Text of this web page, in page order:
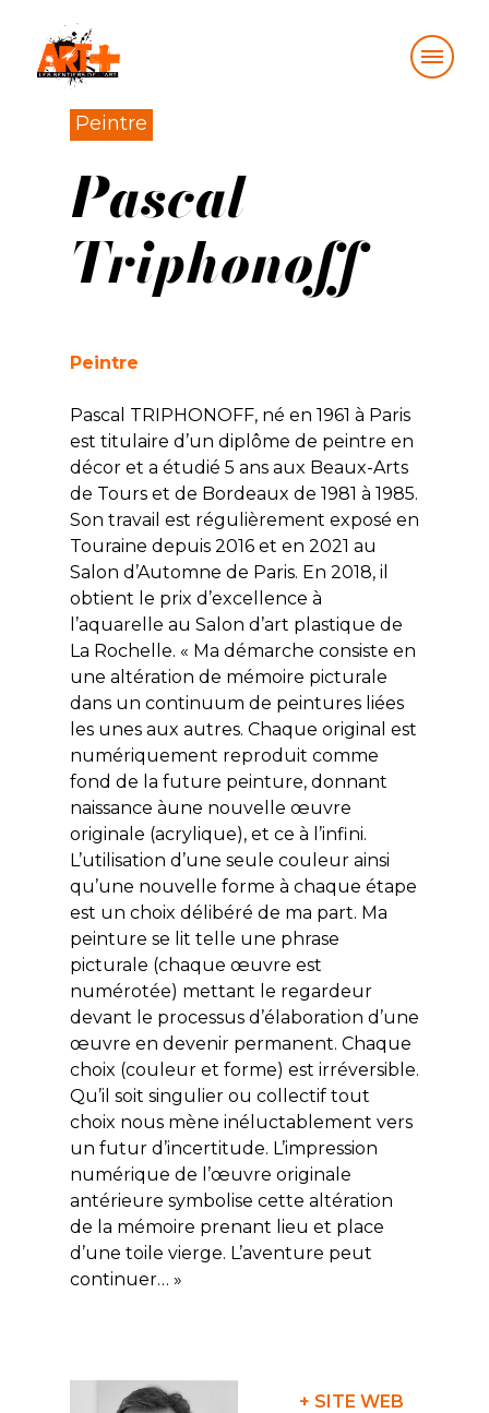
Peintre
Pascal
Triphonoff
Peintre
Pascal TRIPHONOFF, né en 1961 à Paris
est titulaire d’un diplôme de peintre en
décor et a étudié 5 ans aux Beaux-Arts
de Tours et de Bordeaux de 1981 à 1985.
Son travail est régulièrement exposé en
Touraine depuis 2016 et en 2021 au
Salon d’Automne de Paris. En 2018, il
obtient le prix d’excellence à
l’aquarelle au Salon d’art plastique de
La Rochelle. « Ma démarche consiste en
une altération de mémoire picturale
dans un continuum de peintures liées
les unes aux autres. Chaque original est
numériquement reproduit comme
fond de la future peinture, donnant
naissance àune nouvelle œuvre
originale (acrylique), et ce à l’infini.
L’utilisation d’une seule couleur ainsi
qu’une nouvelle forme à chaque étape
est un choix délibéré de ma part. Ma
peinture se lit telle une phrase
picturale (chaque œuvre est
numérotée) mettant le regardeur
devant le processus d’élaboration d’une
œuvre en devenir permanent. Chaque
choix (couleur et forme) est irréversible.
Qu’il soit singulier ou collectif tout
choix nous mène inéluctablement vers
un futur d’incertitude. L’impression
numérique de l’œuvre originale
antérieure symbolise cette altération
de la mémoire prenant lieu et place
d’une toile vierge. L’aventure peut
continuer… »
+ SITE WEB